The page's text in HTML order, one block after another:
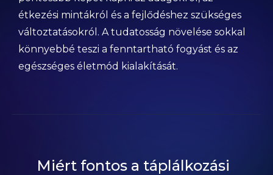
étkezési mintákról és a fejlődéshez szükséges
változtatásokról. A tudatosság növelése sokkal
könnyebbé teszi a fenntartható fogyást és az
egészséges életmód kialakítását.
Miért fontos a táplálkozási